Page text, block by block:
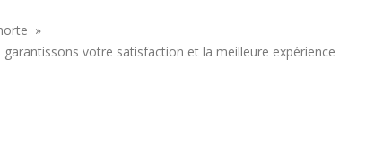
»
votre satisfaction et la meilleure expérience